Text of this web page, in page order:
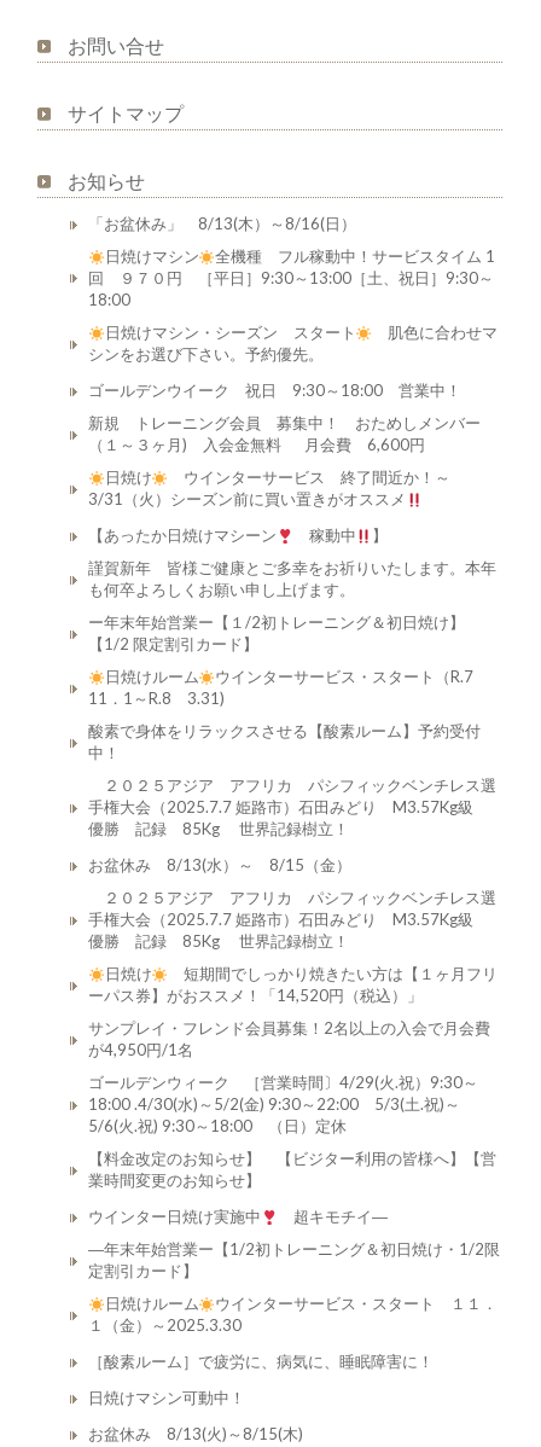
お問い合せ
サイトマップ
お知らせ
「お盆休み」 8/13(木）～8/16(日）
日焼けマシン
全機種 フル稼動中！サービスタイム 1
回 ９７０円 ［平日］9:30～13:00［土、祝日］9:30～
18:00
日焼けマシン・シーズン スタート
肌色に合わせマ
シンをお選び下さい。予約優先。
ゴールデンウイーク 祝日 9:30～18:00 営業中！
新規 トレーニング会員 募集中！ おためしメンバー
（１～３ヶ月) 入会金無料 月会費 6,600円
日焼け
ウインターサービス 終了間近か！～
3/31（火）シーズン前に買い置きがオススメ
【あったか日焼けマシーン
稼動中
】
謹賀新年 皆様ご健康とご多幸をお祈りいたします。本年
も何卒よろしくお願い申し上げます。
ー年末年始営業ー【１/2初トレーニング＆初日焼け】
【1/2 限定割引カード】
日焼けルーム
ウインターサービス・スタート（R.7
11．1～R.8 3.31)
酸素で身体をリラックスさせる【酸素ルーム】予約受付
中！
２０２５アジア アフリカ パシフィックベンチレス選
手権大会（2025.7.7 姫路市）石田みどり M3.57Kg級
優勝 記録 85Kg 世界記録樹立！
お盆休み 8/13(水）～ 8/15（金）
２０２５アジア アフリカ パシフィックベンチレス選
手権大会（2025.7.7 姫路市）石田みどり M3.57Kg級
優勝 記録 85Kg 世界記録樹立！
日焼け
短期間でしっかり焼きたい方は【１ヶ月フリ
ーパス券】がおススメ！「14,520円（税込）」
サンプレイ・フレンド会員募集！2名以上の入会で月会費
が4,950円/1名
ゴールデンウィーク ［営業時間〕4/29(火.祝）9:30～
18:00 .4/30(水)～5/2(金) 9:30～22:00 5/3(土.祝)～
5/6(火.祝) 9:30～18:00 （日）定休
【料金改定のお知らせ】 【ビジター利用の皆様へ】【営
業時間変更のお知らせ】
ウインター日焼け実施中
超キモチイ―
―年末年始営業ー【1/2初トレーニング＆初日焼け・1/2限
定割引カード】
日焼けルーム
ウインターサービス・スタート １１．
１（金）～2025.3.30
［酸素ルーム］で疲労に、病気に、睡眠障害に！
日焼けマシン可動中！
お盆休み 8/13(火)～8/15(木)